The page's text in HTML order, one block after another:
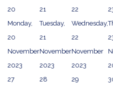
20
Monday,
20
November
2023
21
Tuesday,
21
November
2023
22
Wednesday,
22
November
2023
27
28
29